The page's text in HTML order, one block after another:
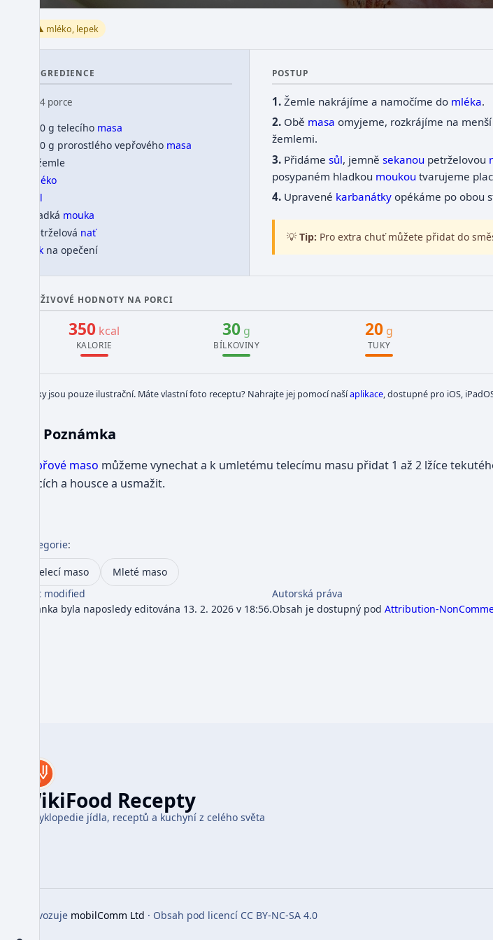
Toggle preferences menu
⚠️ mléko, lepek
INGREDIENCE
👥 4 porce
500 g telecího masa
150 g prorostlého vepřového masa
2 žemle
mléko
sůl
hladká mouka
petrželová nať
tukna opečení
POSTUP
Žemle nakrájíme a namočíme do mléka.
Obě masa omyjeme, rozkrájíme na
žemlemi.
Přidáme sůl, jemně sekanou petrželovou
posypaném hladkou moukou tvarujeme
Upravené karbanátkyopékáme po obou
💡Tip: Pro extra chuť můžete přidat do
VÝŽIVOVÉ HODNOTY NA PORCI
350 kcal
KALORIE
30 g
BÍLKOVINY
20g
TUKY
Obrázky jsou pouze ilustrační. Máte vlastní foto receptu? Nahrajte jej pomocí našíaplikace, dostupné pro iOS,
Poznámka
Vepřové maso můžeme vynechat a k umletému telecímu masu přidat 1 až 2 lžíce
vejcích a housce a usmažit.
Kategorie:
Telecí maso
Mleté maso
Last modified
Stránka byla naposledy editována 13. 2. 2026 v 18:56.
Autorská práva
Obsah je dostupný pod Attribution-
WikiFood Recepty
Encyklopedie jídla, receptů a kuchyní z celého světa
Provozuje mobilComm Ltd · Obsah pod licencí CC BY-NC-SA 4.0